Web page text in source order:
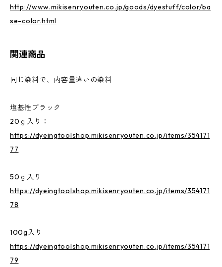
http://www.mikisenryouten.co.jp/goods/dyestuff/color/ba
se-color.html
関連商品
同じ染料で、内容量違いの染料
塩基性ブラック
20ｇ入り：
https://dyeingtoolshop.mikisenryouten.co.jp/items/354171
77
50ｇ入り
https://dyeingtoolshop.mikisenryouten.co.jp/items/354171
78
100g入り
https://dyeingtoolshop.mikisenryouten.co.jp/items/354171
79